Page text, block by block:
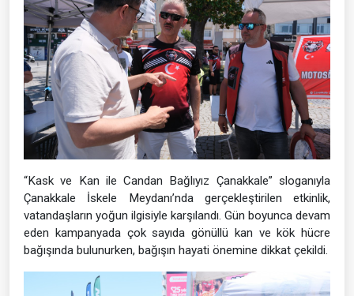
“Kask ve Kan ile Candan Bağlıyız Çanakkale” sloganıyla
Çanakkale İskele Meydanı’nda gerçekleştirilen etkinlik,
vatandaşların yoğun ilgisiyle karşılandı. Gün boyunca devam
eden kampanyada çok sayıda gönüllü kan ve kök hücre
bağışında bulunurken, bağışın hayati önemine dikkat çekildi.